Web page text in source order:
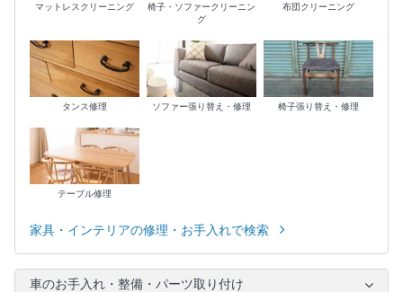
マットレスクリーニング
椅子・ソファークリーニン
グ
布団クリーニング
タンス修理 ソファー張り替え・修理 椅子張り替え・修理
テーブル修理
家具・インテリアの修理・お手入れで検索
車のお手入れ・整備・パーツ取り付け